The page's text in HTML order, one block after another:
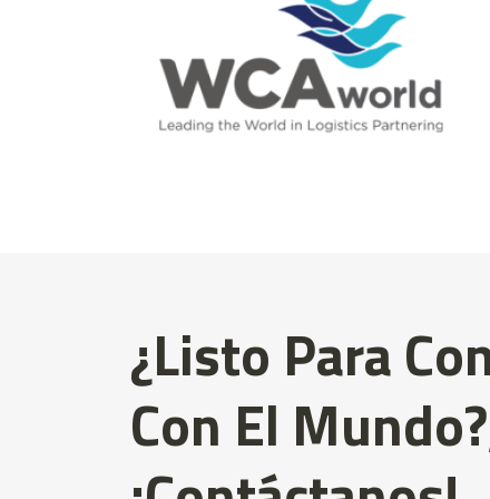
¿Listo Para
Con El